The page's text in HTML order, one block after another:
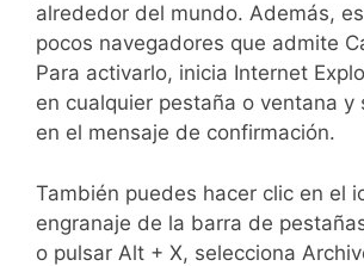
alrededor del mundo. Además,
pocos navegadores que admite
Para activarlo, inicia Internet
en cualquier pestaña o ventana y
en el mensaje de confirmación.
También puedes hacer clic en el
engranaje de la barra de
o pulsar Alt + X, selecciona